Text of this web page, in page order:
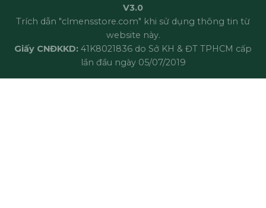
V3.0
Trích dẫn "clmensstore.com" khi sử dụng thông tin từ
website này.
Giấy CNĐKKD: 41K8021836 do Sở KH & ĐT TPHCM cấp
lần đầu ngày 05/07/2019